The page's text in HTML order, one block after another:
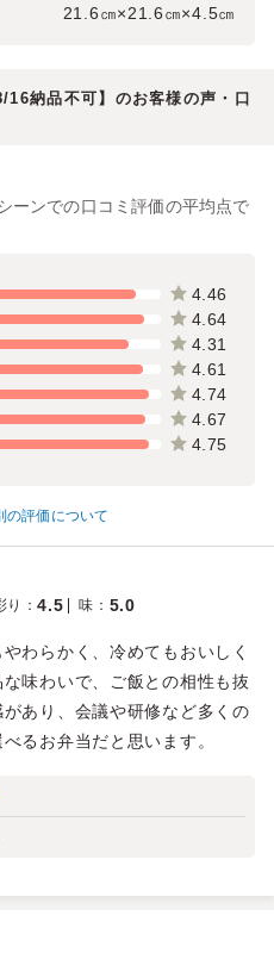
21.6㎝×21.6㎝×4.5㎝
納品不可】のお客様の声・口
ーンでの口コミ評価の平均点で
4.46
4.64
4.31
4.61
4.74
4.67
4.75
の評価について
り ：4.5 味 ： 5.0
わらかく、冷めてもおいしく
味わいで、ご飯との相性も抜
あり、会議や研修など多くの
るお弁当だと思います。